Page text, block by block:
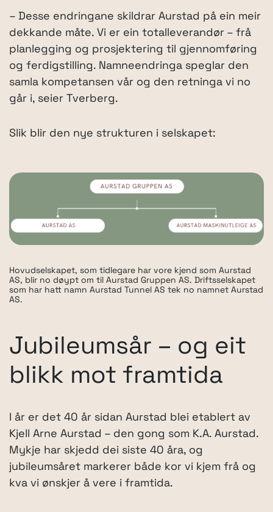
– Desse endringane skildrar Aurstad på ein meir
dekkande måte. Vi er ein totalleverandør – frå
planlegging og prosjektering til gjennomføring
og ferdigstilling. Namneendringa speglar den
samla kompetansen vår og den retninga vi no
går i, seier Tverberg.
Slik blir den nye strukturen i selskapet:
Hovudselskapet, som tidlegare har vore kjend som Aurstad
AS, blir no døypt om til Aurstad Gruppen AS. Driftsselskapet
som har hatt namn Aurstad Tunnel AS tek no namnet Aurstad
AS.
Jubileumsår – og eit
blikk mot framtida
I år er det 40 år sidan Aurstad blei etablert av
Kjell Arne Aurstad – den gong som K.A. Aurstad.
Mykje har skjedd dei siste 40 åra, og
jubileumsåret markerer både kor vi kjem frå og
kva vi ønskjer å vere i framtida.